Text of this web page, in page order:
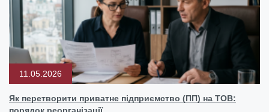
11.05.2026
Як перетворити приватне підприємство (ПП) на ТОВ:
порядок реорганізації